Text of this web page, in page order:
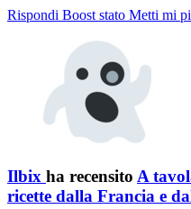
Rispondi Boost stato Metti mi
Ilbix ha recensito A
ricette dalla Francia e